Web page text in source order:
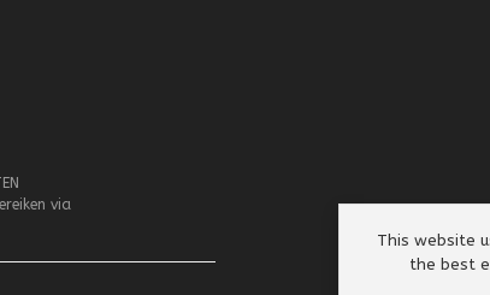
via
This website
the best